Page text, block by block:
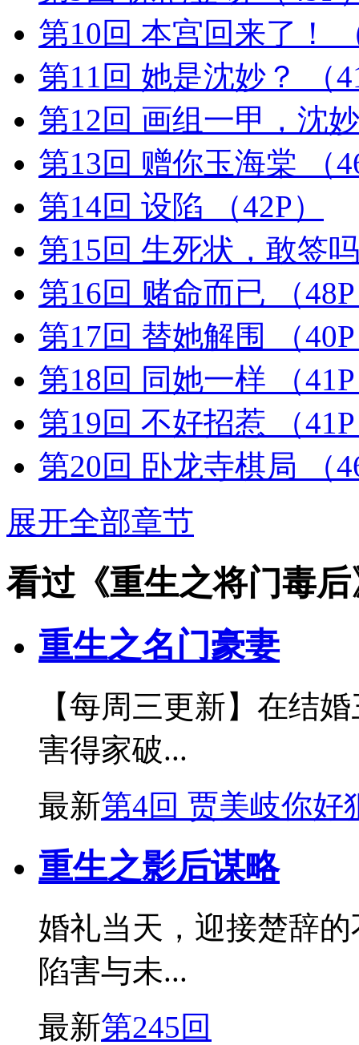
第10回 本宫回来了！
第11回 她是沈妙？
（
第12回 画组一甲，沈
第13回 赠你玉海棠
（
第14回 设陷
（42P）
第15回 生死状，敢签
第16回 赌命而已
（
第17回 替她解围
（
第18回 同她一样
（
第19回 不好招惹
（
第20回 卧龙寺棋局
（
展开全部章节
看过《重生之将门毒
重生之名门豪妻
【每周三更新】在结
害得家破...
最新第4回 贾美岐你好
重生之影后谋略
婚礼当天，迎接楚辞
陷害与未...
最新第245回